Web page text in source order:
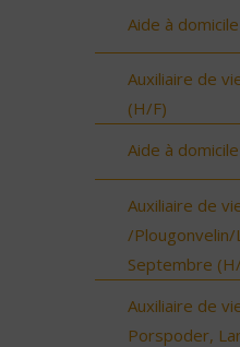
Aide à
Auxiliaire de
(H/F)
Aide à
Auxiliaire de
/
Septembre
Auxiliaire de
Porspoder,